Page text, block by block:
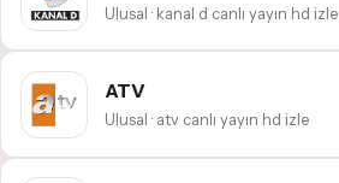
Ulusal · kanal d canlı yayın hd izle
ATV
Ulusal · atv canlı yayın hd izle